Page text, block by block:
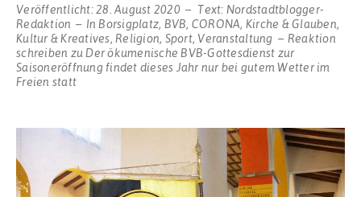
Veröffentlicht:28. August 2020 Text: Nordstadtblogger-
Redaktion
In Borsigplatz, BVB, CORONA, Kirche & Glauben,
Kultur & Kreatives, Religion, Sport, Veranstaltung
Reaktion
schreiben zu Der ökumenische BVB-Gottesdienst zur
Saisoneröffnung findet dieses Jahr nur bei gutem Wetter im
Freien statt